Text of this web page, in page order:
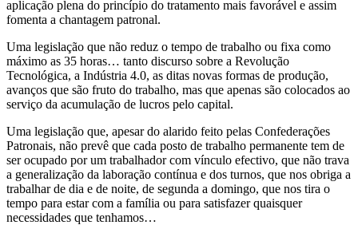
aplicação plena do princípio do tratamento mais favorável e assim
fomenta a chantagem patronal.
Uma legislação que não reduz o tempo de trabalho ou fixa como
máximo as 35 horas… tanto discurso sobre a Revolução
Tecnológica, a Indústria 4.0, as ditas novas formas de produção,
avanços que são fruto do trabalho, mas que apenas são colocados ao
serviço da acumulação de lucros pelo capital.
Uma legislação que, apesar do alarido feito pelas Confederações
Patronais, não prevê que cada posto de trabalho permanente tem de
ser ocupado por um trabalhador com vínculo efectivo, que não trava
a generalização da laboração contínua e dos turnos, que nos obriga a
trabalhar de dia e de noite, de segunda a domingo, que nos tira o
tempo para estar com a família ou para satisfazer quaisquer
necessidades que tenhamos…